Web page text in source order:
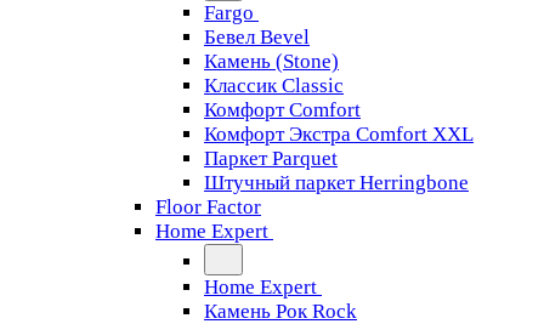
Fargo
Бевел Bevel
Камень (Stone)
Классик Classic
Комфорт Comfort
Комфорт Экстра Comfort XXL
Паркет Parquet
Штучный паркет Herringbone
Floor Factor
Home Expert
Home Expert
Камень Рок Rock